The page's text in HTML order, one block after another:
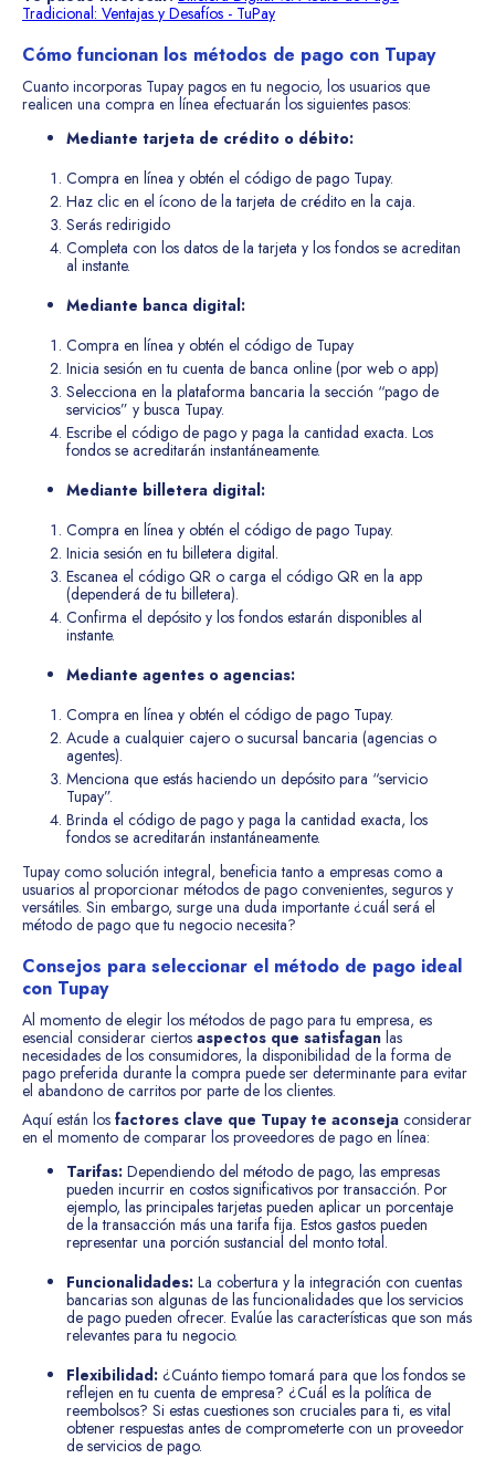
Tradicional: Ventajas y Desafíos - TuPay
Cómo funcionan los métodos de pago con Tupay
Cuanto incorporas Tupay pagos en tu negocio, los usuarios que
realicen una compra en línea efectuarán los siguientes pasos:
Mediante tarjeta de crédito o débito:
Compra en línea y obtén el código de pago Tupay.
Haz clic en el ícono de la tarjeta de crédito en la caja.
Serás redirigido
Completa con los datos de la tarjeta y los fondos se acreditan
al instante.
Mediante banca digital:
Compra en línea y obtén el código de Tupay
Inicia sesión en tu cuenta de banca online (por web o app)
Selecciona en la plataforma bancaria la sección “pago de
servicios” y busca Tupay.
Escribe el código de pago y paga la cantidad exacta. Los
fondos se acreditarán instantáneamente.
Mediante billetera digital:
Compra en línea y obtén el código de pago Tupay.
Inicia sesión en tu billetera digital.
Escanea el código QR o carga el código QR en la app
(dependerá de tu billetera).
Confirma el depósito y los fondos estarán disponibles al
instante.
Mediante agentes o agencias:
Compra en línea y obtén el código de pago Tupay.
Acude a cualquier cajero o sucursal bancaria (agencias o
agentes).
Menciona que estás haciendo un depósito para “servicio
Tupay”.
Brinda el código de pago y paga la cantidad exacta, los
fondos se acreditarán instantáneamente.
Tupay como solución integral, beneficia tanto a empresas como a
usuarios al proporcionar métodos de pago convenientes, seguros y
versátiles. Sin embargo, surge una duda importante ¿cuál será el
método de pago que tu negocio necesita?
Consejos para seleccionar el método de pago ideal
con Tupay
Al momento de elegir los métodos de pago para tu empresa, es
esencial considerar ciertos aspectos que satisfagan las
necesidades de los consumidores, la disponibilidad de la forma de
pago preferida durante la compra puede ser determinante para evitar
el abandono de carritos por parte de los clientes.
Aquí están los factores clave que Tupay te aconseja considerar
en el momento de comparar los proveedores de pago en línea:
Tarifas: Dependiendo del método de pago, las empresas
pueden incurrir en costos significativos por transacción. Por
ejemplo, las principales tarjetas pueden aplicar un porcentaje
de la transacción más una tarifa fija. Estos gastos pueden
representar una porción sustancial del monto total.
Funcionalidades: La cobertura y la integración con cuentas
bancarias son algunas de las funcionalidades que los servicios
de pago pueden ofrecer. Evalúe las características que son más
relevantes para tu negocio.
Flexibilidad: ¿Cuánto tiempo tomará para que los fondos se
reflejen en tu cuenta de empresa? ¿Cuál es la política de
reembolsos? Si estas cuestiones son cruciales para ti, es vital
obtener respuestas antes de comprometerte con un proveedor
de servicios de pago.